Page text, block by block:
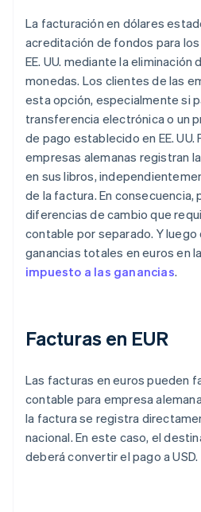
La facturación en dólares
acreditación de fondos para
EE. UU. mediante la eliminación
monedas. Los clientes de las
esta opción, especialmente si
transferencia electrónica o un
de pago establecido en EE. UU.
empresas alemanas registran
en sus libros,
de la factura. En consecuencia,
diferencias de cambio que
contable por separado. Y
ganancias totales en euros en la
impuesto a las ganancias.
Facturas en EUR
Las facturas en euros pueden
contable para empresa
la factura se registra
nacional. En este caso, el
deberá convertir el pago a USD.